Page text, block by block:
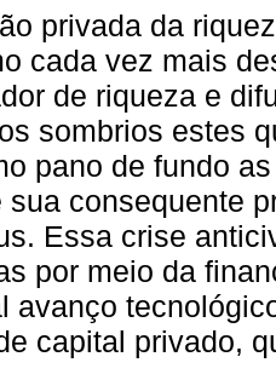
privada da
cada vez mais
de riqueza e
sombrios estes
pano de fundo
sua consequente
Essa crise
por meio da
avanço
capital privado,